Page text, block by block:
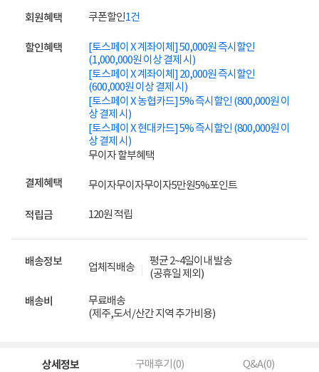
회원혜택 쿠폰할인1건
할인혜택
[토스페이 X 계좌이체] 50,000원 즉시할인
(1,000,000원 이상 결제 시)
[토스페이 X 계좌이체] 20,000원 즉시할인
(600,000원 이상 결제 시)
[토스페이 X 농협카드] 5% 즉시할인 (800,000원 이
상 결제 시)
[토스페이 X 현대카드] 5% 즉시할인 (800,000원 이
상 결제 시)
무이자 할부혜택
결제혜택 무이자무이자무이자5만원5%포인트
적립금 120원 적립
배송정보 업체직배송
평균 2~4일이내 발송
(공휴일 제외)
배송비
무료배송
(제주,도서/산간 지역 추가비용)
상세정보 구매후기(0) Q&A(0)